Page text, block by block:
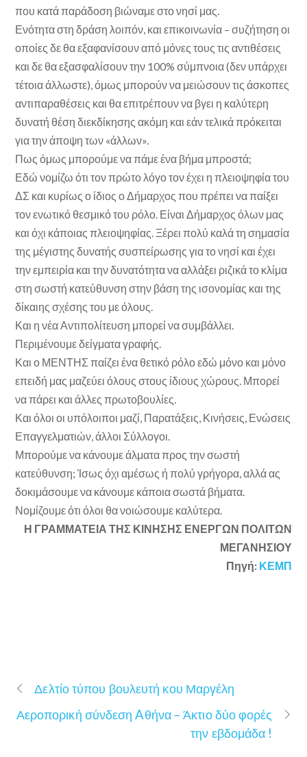
που κατά παράδοση βιώναμε στο νησί μας.
Ενότητα στη δράση λοιπόν, και επικοινωνία – συζήτηση οι
οποίες δε θα εξαφανίσουν από μόνες τους τις αντιθέσεις
και δε θα εξασφαλίσουν την 100% σύμπνοια (δεν υπάρχει
τέτοια άλλωστε), όμως μπορούν να μειώσουν τις άσκοπες
αντιπαραθέσεις και θα επιτρέπουν να βγει η καλύτερη
δυνατή θέση διεκδίκησης ακόμη και εάν τελικά πρόκειται
για την άποψη των «άλλων».
Πως όμως μπορούμε να πάμε ένα βήμα μπροστά;
Εδώ νομίζω ότι τον πρώτο λόγο τον έχει η πλειοψηφία του
ΔΣ και κυρίως ο ίδιος ο Δήμαρχος που πρέπει να παίξει
τον ενωτικό θεσμικό του ρόλο. Είναι Δήμαρχος όλων μας
και όχι κάποιας πλειοψηφίας. Ξέρει πολύ καλά τη σημασία
της μέγιστης δυνατής συσπείρωσης για το νησί και έχει
την εμπειρία και την δυνατότητα να αλλάξει ριζικά το κλίμα
στη σωστή κατεύθυνση στην βάση της ισονομίας και της
δίκαιης σχέσης του με όλους.
Και η νέα Αντιπολίτευση μπορεί να συμβάλλει.
Περιμένουμε δείγματα γραφής.
Και ο ΜΕΝΤΗΣ παίζει ένα θετικό ρόλο εδώ μόνο και μόνο
επειδή μας μαζεύει όλους στους ίδιους χώρους. Μπορεί
να πάρει και άλλες πρωτοβουλίες.
Και όλοι οι υπόλοιποι μαζί, Παρατάξεις, Κινήσεις, Ενώσεις
Επαγγελματιών, άλλοι Σύλλογοι.
Μπορούμε να κάνουμε άλματα προς την σωστή
κατεύθυνση; Ίσως όχι αμέσως ή πολύ γρήγορα, αλλά ας
δοκιμάσουμε να κάνουμε κάποια σωστά βήματα.
Νομίζουμε ότι όλοι θα νοιώσουμε καλύτερα.
Η ΓΡΑΜΜΑΤΕΙΑ ΤΗΣ ΚΙΝΗΣΗΣ ΕΝΕΡΓΩΝ ΠΟΛΙΤΩΝ
ΜΕΓΑΝΗΣΙΟΥ
Πηγή: ΚΕΜΠ
Δελτίο τύπου βουλευτή κου Μαργέλη
Αεροπορική σύνδεση Aθήνα – Άκτιο δύο φορές
την εβδομάδα !